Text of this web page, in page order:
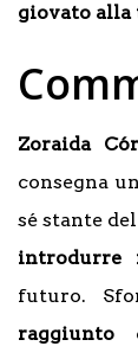
giovato alla
Zoraida
consegna
sé stante
introdurre
futuro.
raggiunto